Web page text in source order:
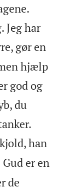
Jeg har
gør en
hjælp
god og
du
han
Gud er en
de